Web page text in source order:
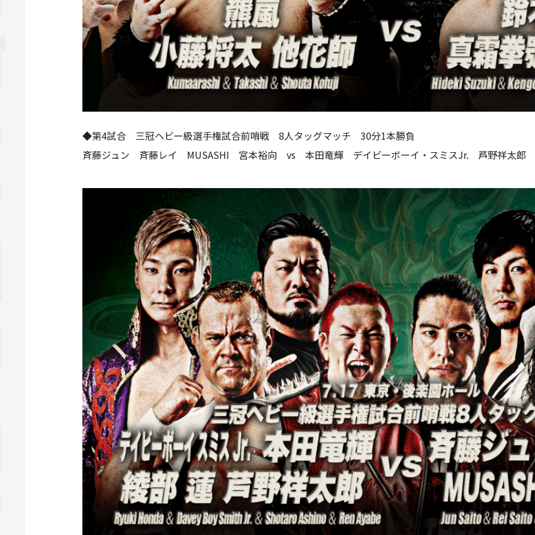
◆第4試合 三冠ヘビー級選手権試合前哨戦 8人タッグマッチ 30分1本勝負
斉藤ジュン 斉藤レイ MUSASHI 宮本裕向 vs 本田竜輝 デイビーボーイ・スミスJr. 芦野祥太郎